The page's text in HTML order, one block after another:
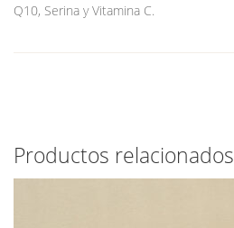
Q10, Serina y Vitamina C.
Productos relacionados